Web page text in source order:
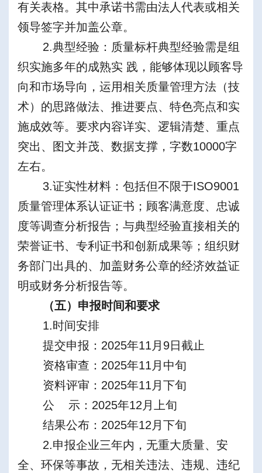
有关表格。其中承诺书需由法人代表或相关
领导签字并加盖公章。
2.典型经验：质量标杆典型经验需是组
织实施多年的成熟实 践，能够体现以顾客导
向和市场导向，运用相关质量管理方法（技
术）的思路做法、推进要点、特色亮点和实
施成效等。要求内容详实、逻辑清楚、重点
突出、图文并茂、数据支撑，字数10000字
左右。
3.证实性材料：包括但不限于ISO9001
质量管理体系认证证书；顾客满意度、忠诚
度等调查分析报告；与典型经验直接相关的
荣誉证书、专利证书和创新成果等；组织财
务部门出具的、加盖财务公章的经济效益证
明或财务分析报告等。
（五）申报时间和要求
1.时间安排
提交申报：2025年11月9日截止
资格审查：2025年11月中旬
资料评审：2025年11月下旬
公 示：2025年12月上旬
结果公布：2025年12月下旬
2.申报企业三年内，无重大质量、安
全、环保等事故，无相关违法、违规、违纪